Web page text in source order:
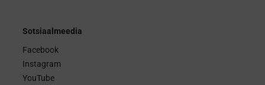
Sotsiaalmeedia
Facebook
Instagram
YouTube